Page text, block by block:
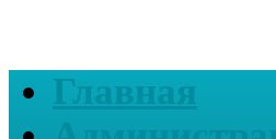
Главная